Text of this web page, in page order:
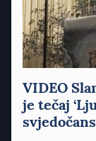
VIDEO
je tečaj